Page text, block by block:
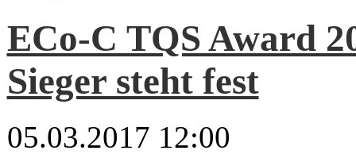
ECo-C TQS Award
Sieger steht fest
05.03.2017 12:00